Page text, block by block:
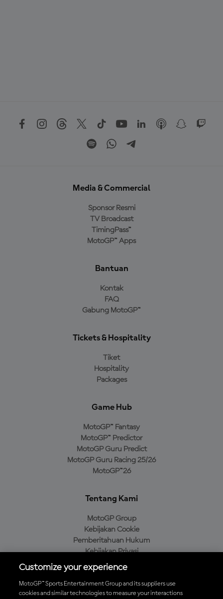
Media & Commercial
Sponsor Resmi
TV Broadcast
TimingPass™
MotoGP™ Apps
Bantuan
Kontak
FAQ
Gabung MotoGP™
Tickets & Hospitality
Tiket
Hospitality
Packages
Game Hub
MotoGP™ Fantasy
MotoGP™ Predictor
MotoGP Guru Predict
MotoGP Guru Racing 25/26
MotoGP™26
Tentang Kami
MotoGP Group
Kebijakan Cookie
Pemberitahuan Hukum
Kebijakan Privasi
Kebijakan Pembelian
Customize your experience
MotoGP™ Sports Entertainment Group and its suppliers use
cookies and similar technologies to measure your interactions